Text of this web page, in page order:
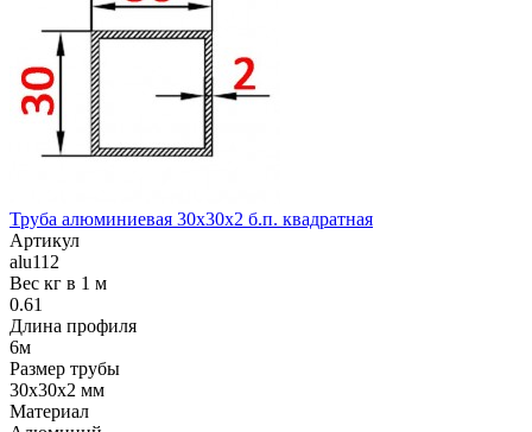
Труба алюминиевая 30х30х2 б.п. квадратная
Артикул
alu112
Вес кг в 1 м
0.61
Длина профиля
6м
Размер трубы
30х30х2 мм
Материал